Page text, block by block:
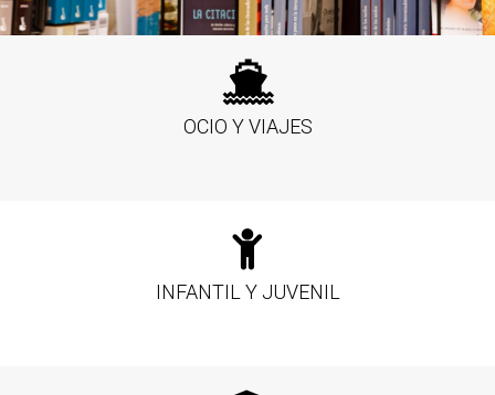
OCIO Y VIAJES
INFANTIL Y JUVENIL